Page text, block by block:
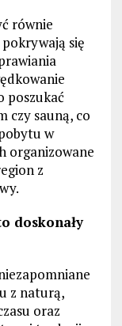
równie
się
poszukać
czy sauną, co
w
organizowane
z
doskonały
z naturą,
oraz